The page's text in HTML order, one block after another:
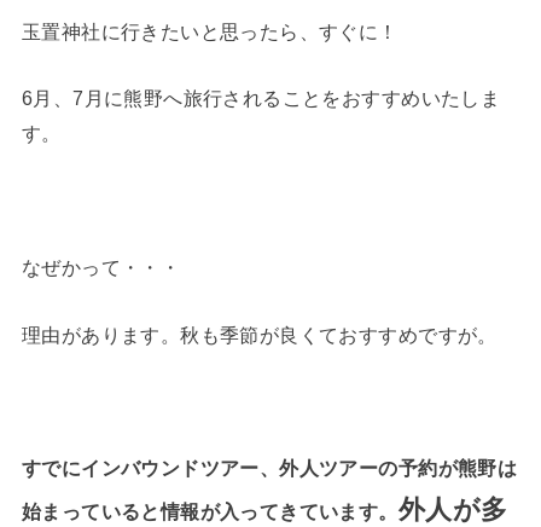
玉置神社に行きたいと思ったら、すぐに！
6月、7月に熊野へ旅行されることをおすすめいたしま
す。
なぜかって・・・
理由があります。秋も季節が良くておすすめですが。
すでにインバウンドツアー、外人ツアーの予約が熊野は
始まっていると情報が入ってきています。 外人が多